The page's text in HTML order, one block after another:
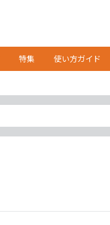
特集 使い方ガイド